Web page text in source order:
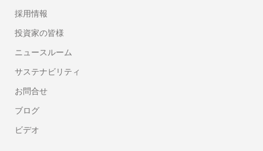
採用情報
投資家の皆様
ニュースルーム
サステナビリティ
お問合せ
ブログ
ビデオ